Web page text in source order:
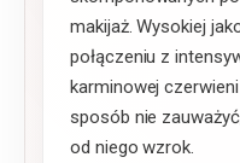
makijaż. Wysokiej
połączeniu z
karminowej
sposób nie
od niego wzrok.